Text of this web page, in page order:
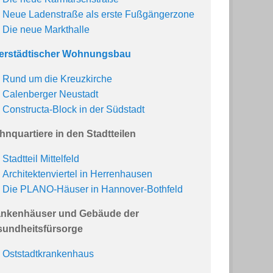
Neue Ladenstraße als erste Fußgängerzone
Die neue Markthalle
Wohnungsbau
Rund um die Kreuzkirche
Calenberger Neustadt
Constructa-Block in der Südstadt
in den Stadtteilen
Stadtteil Mittelfeld
Architektenviertel in Herrenhausen
Die PLANO-Häuser in Hannover-Bothfeld
und Gebäude der
Oststadtkrankenhaus